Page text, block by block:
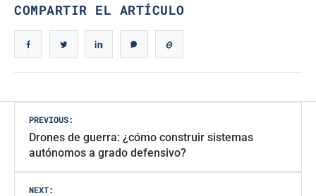
COMPARTIR EL ARTÍCULO
Navegación
de
entradas
PREVIOUS:
Drones de guerra: ¿cómo construir sistemas
autónomos a grado defensivo?
NEXT: